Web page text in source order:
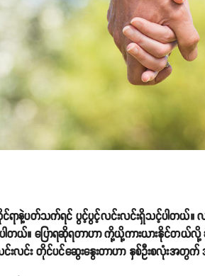
ရာနဲ့ပတ်သက်ရင် ပွင့်ပွင့်လင်းလင်းရှိသင့်ပါတယ်။
ပါတယ်။ ပြောရဆိုရတာဟာ ကို့ယို့ကားယားနိုင်တယ်လို့
းလင်း တိုင်ပင်ဆွေးနွေးတာဟာ နှစ်ဦးစလုံးအတွက်